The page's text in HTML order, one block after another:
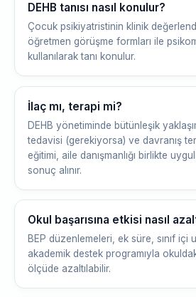
DEHB tanısı nasıl konulur?
Çocuk psikiyatristinin klinik
öğretmen görüşme formları ile
kullanılarak tanı konulur.
İlaç mı, terapi mi?
DEHB yönetiminde bütünleşik
tedavisi (gerekiyorsa) ve davranış
eğitimi, aile danışmanlığı birlikte
sonuç alınır.
Okul başarısına etkisi nasıl
BEP düzenlemeleri, ek süre, sınıf içi
akademik destek programıyla
ölçüde azaltılabilir.